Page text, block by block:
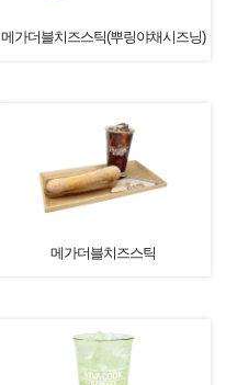
메가더블치즈스틱(뿌링야채시즈닝)
메가더블치즈스틱